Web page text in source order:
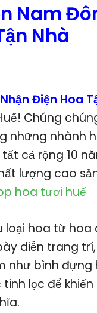
Nam
Nhà
Điện Hoa
Chúng
những nhành
cả rộng 10
lượng cao
hoa tươi huế
hoa từ hoa
diễn trang trí,
như bình đựng
lọc để